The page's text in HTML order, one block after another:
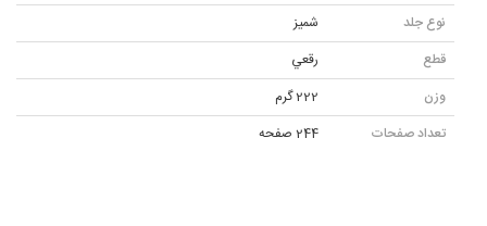
نوع جلد
شميز
قطع
رقعي
وزن
222 گرم
تعداد صفحات
244 صفحه